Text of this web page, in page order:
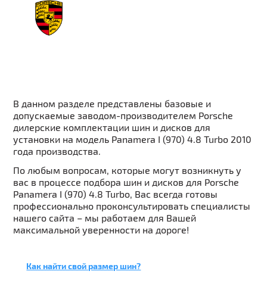
В данном разделе представлены базовые и
допускаемые заводом-производителем Porsche
дилерские комплектации шин и дисков для
установки на модель Panamera I (970) 4.8 Turbo 2010
года производства.
По любым вопросам, которые могут возникнуть у
вас в процессе подбора шин и дисков для Porsche
Panamera I (970) 4.8 Turbo, Вас всегда готовы
профессионально проконсультировать специалисты
нашего сайта – мы работаем для Вашей
максимальной уверенности на дороге!
Как найти свой размер шин?